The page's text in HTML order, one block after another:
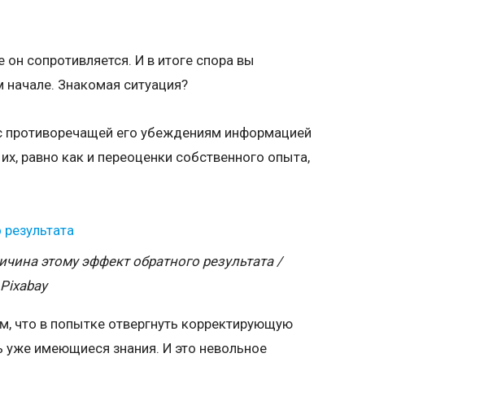
сопротивляется. И в итоге спора вы
Знакомая ситуация?
противоречащей его убеждениям информацией
равно как и переоценки собственного опыта,
этому эффект обратного результата /
что в попытке отвергнуть корректирующую
уже имеющиеся знания. И это невольное